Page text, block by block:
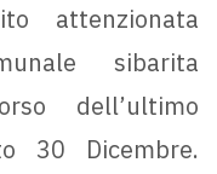
attenzionata
sibarita
dell’ultimo
30 Dicembre.